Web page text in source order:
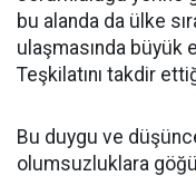
bu alanda da ülke
ulaşmasında büyük
Teşkilatını takdir
Bu duygu ve
olumsuzluklara